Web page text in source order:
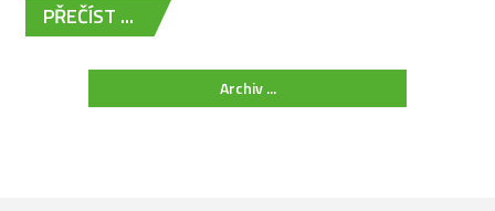
PŘEČÍST ...
Archiv ...